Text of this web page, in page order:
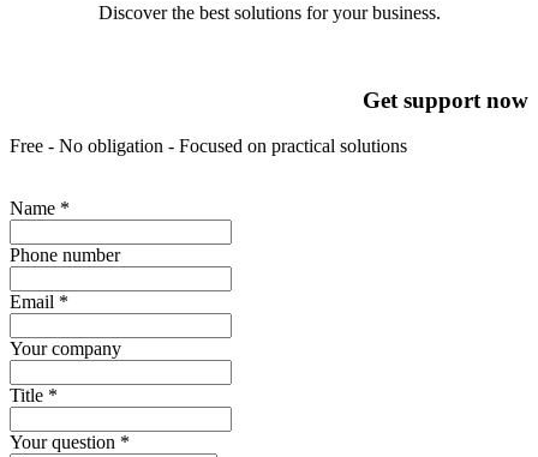
Discover the best solutions for your business.
Get support now
Free - No obligation - Focused on practical solutions
Name *
Phone number
Email *
Your company
Title *
Your question *